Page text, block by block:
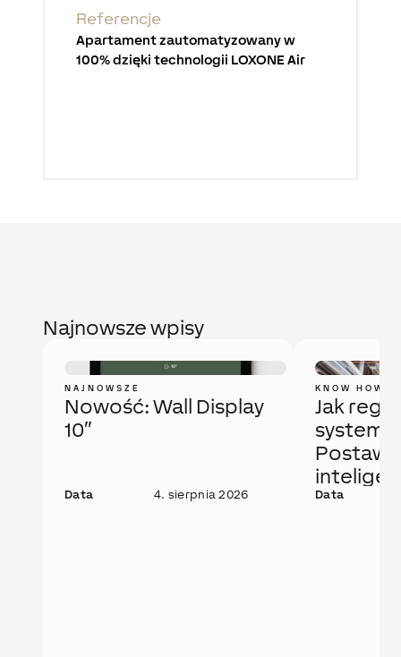
Referencje
Apartament zautomatyzowany w
100% dzięki technologii LOXONE Air
Najnowsze wpisy
NAJNOWSZE
Nowość: Wall Display
10″
Data 4. sierpnia 2026
KNOW HOW
Jak
system
Postaw
Data